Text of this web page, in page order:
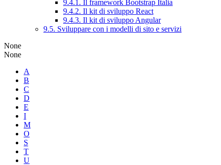
9.4.1. Il framework Bootstrap Italia
9.4.2. Il kit di sviluppo React
9.4.3. Il kit di sviluppo Angular
9.5. Sviluppare con i modelli di sito e servizi
None
None
A
B
C
D
E
I
M
O
S
T
U